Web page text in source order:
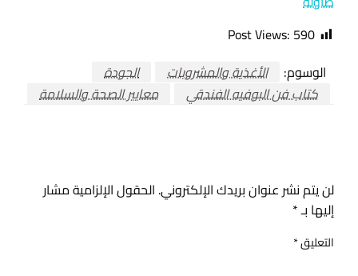
Post Views: 590
الوسوم:
الأغذية والمشروبات
الجودة
كتاب فن البوفيه الفندقي
معايير الصحة والسلامة
لن يتم نشر عنوان بريدك الإلكتروني. الحقول الإلزامية مشار
إليها بـ*
التعليق*